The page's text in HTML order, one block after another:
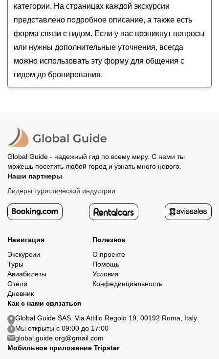
категории. На страницах каждой экскурсии
представлено подробное описание, а также есть
форма связи с гидом. Если у вас возникнут вопросы
или нужны дополнительные уточнения, всегда
можно использовать эту форму для общения с
гидом до бронирования.
Global Guide - надежный гид по всему миру. С нами ты
можешь посетить любой город и узнать много нового.
Наши партнеры
Лидеры туристической индустрии
Навигация
Экскурсии
Туры
Авиабилеты
Отели
Дневник
Полезное
О проекте
Помощь
Условия
Конфединциальность
Как с нами связаться
Global Guide SAS. Via Attilio Regolo 19, 00192 Roma, Italy
Мы открыты с 09:00 до 17:00
global.guide.org@gmail.com
Мобильное приложение Tripster